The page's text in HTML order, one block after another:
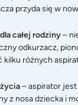
przyda się w
całej rodziny–
odkurzacz,
kilku różnych
– aspirator
z nosa dziecka i